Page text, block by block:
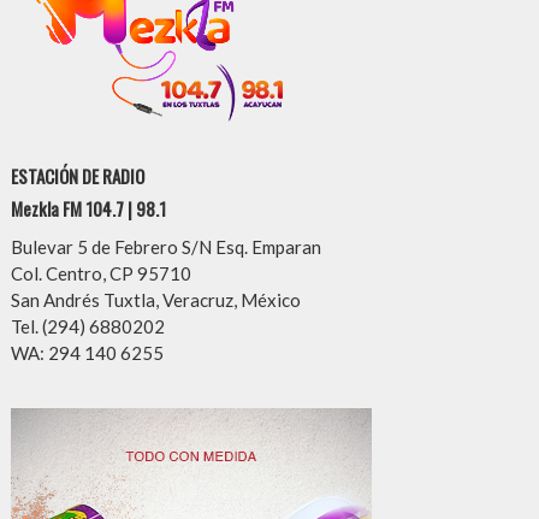
ESTACIÓN DE RADIO
Mezkla FM 104.7 | 98.1
Bulevar 5 de Febrero S/N Esq. Emparan
Col. Centro, CP 95710
San Andrés Tuxtla, Veracruz, México
Tel. (294) 6880202
WA: 294 140 6255